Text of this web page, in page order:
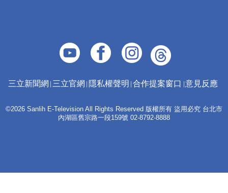
三立新聞網 三立官網 隱私權聲明 合作提案窗口 意見反應
©2026 Sanlih E-Television All Rights Reserved 版權所有 盜用必究 台北市
內湖區舊宗路一段159號 02-8792-8888